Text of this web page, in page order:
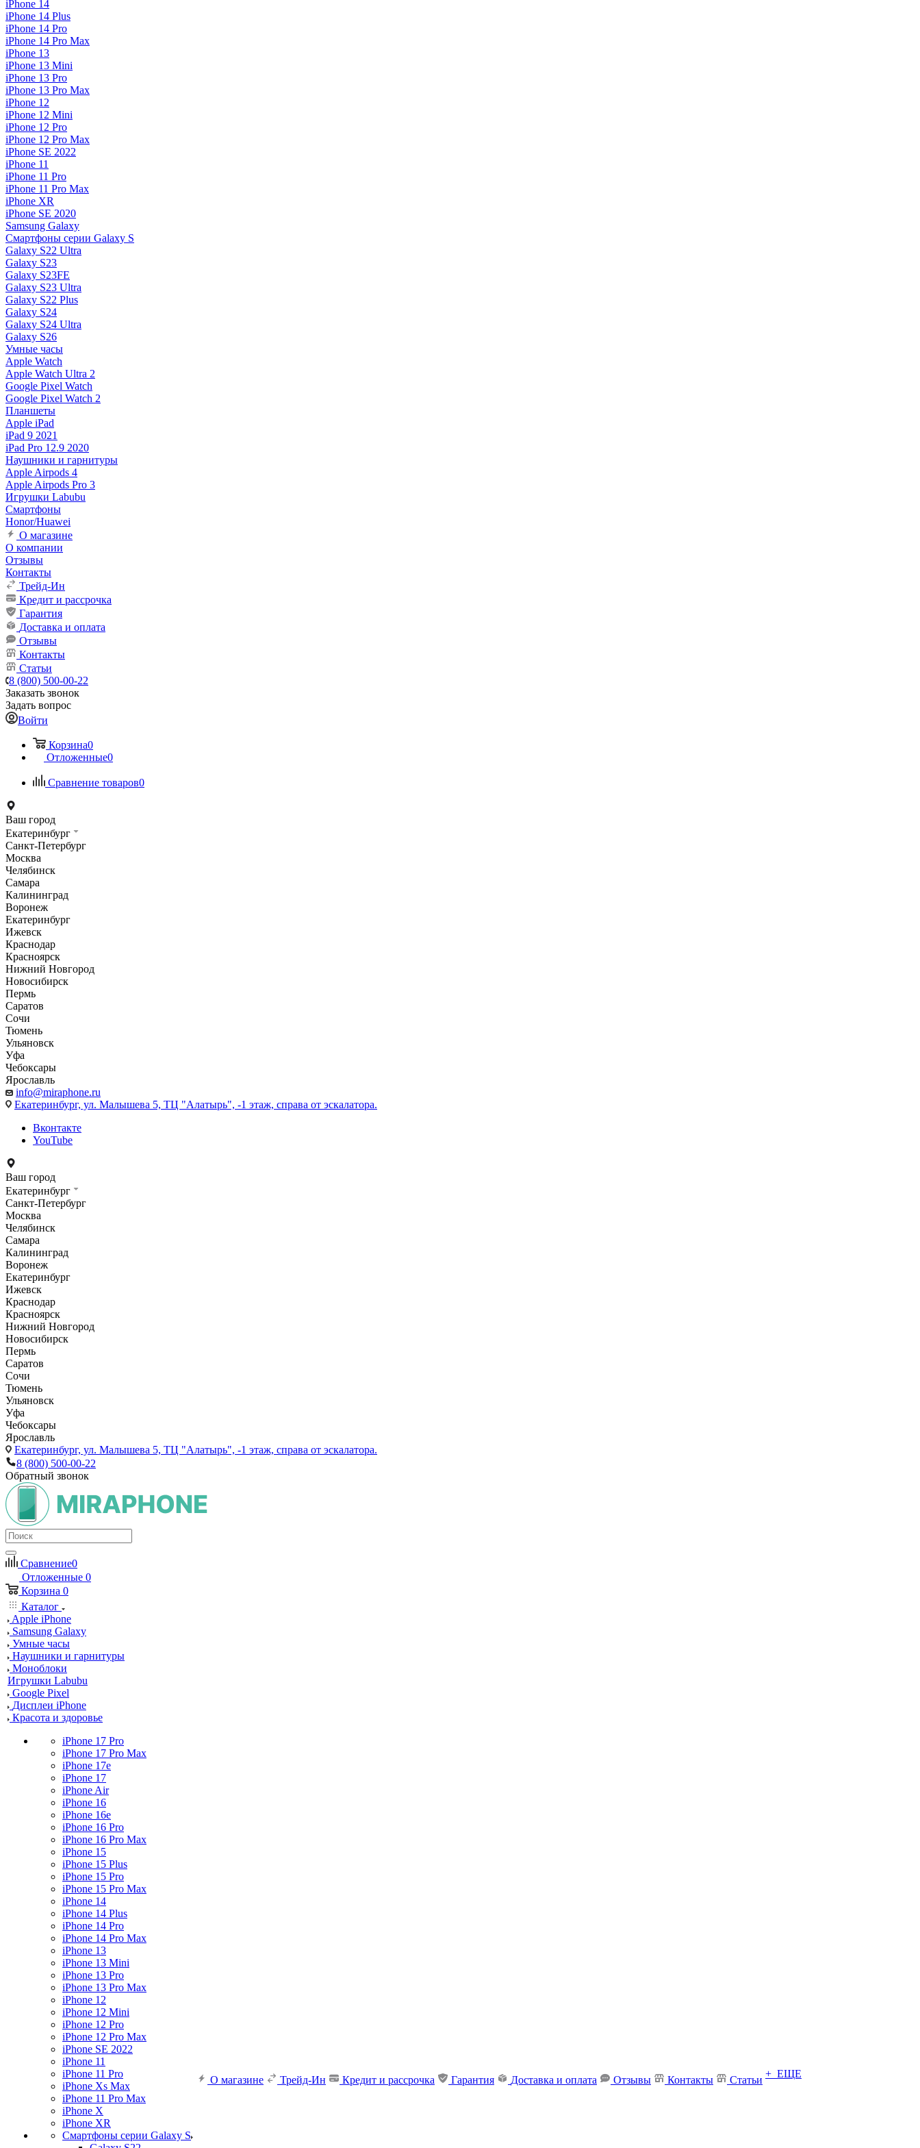
iPhone 14
iPhone 14 Plus
iPhone 14 Pro
iPhone 14 Pro Max
iPhone 13
iPhone 13 Mini
iPhone 13 Pro
iPhone 13 Pro Max
iPhone 12
iPhone 12 Mini
iPhone 12 Pro
iPhone 12 Pro Max
iPhone SE 2022
iPhone 11
iPhone 11 Pro
iPhone 11 Pro Max
iPhone XR
iPhone SE 2020
Samsung Galaxy
Смартфоны серии Galaxy S
Galaxy S22 Ultra
Galaxy S23
Galaxy S23FE
Galaxy S23 Ultra
Galaxy S22 Plus
Galaxy S24
Galaxy S24 Ultra
Galaxy S26
Умные часы
Apple Watch
Apple Watch Ultra 2
Google Pixel Watch
Google Pixel Watch 2
Планшеты
Apple iPad
iPad 9 2021
iPad Pro 12.9 2020
Наушники и гарнитуры
Apple Airpods 4
Apple Airpods Pro 3
Игрушки Labubu
Смартфоны
Honor/Huawei
О магазине
О компании
Отзывы
Контакты
Трейд-Ин
Кредит и рассрочка
Гарантия
Доставка и оплата
Отзывы
Контакты
Статьи
8 (800) 500-00-22
Заказать звонок
Задать вопрос
Войти
Корзина0
Отложенные0
Сравнение товаров0
Ваш город
Екатеринбург
Санкт-Петербург
Москва
Челябинск
Самара
Калининград
Воронеж
Екатеринбург
Ижевск
Краснодар
Красноярск
Нижний Новгород
Новосибирск
Пермь
Саратов
Сочи
Тюмень
Ульяновск
Уфа
Чебоксары
Ярославль
info@miraphone.ru
Екатеринбург, ул. Малышева 5, ТЦ "Алатырь", -1 этаж, справа от эскалатора.
Вконтакте
YouTube
Ваш город
Екатеринбург
Санкт-Петербург
Москва
Челябинск
Самара
Калининград
Воронеж
Екатеринбург
Ижевск
Краснодар
Красноярск
Нижний Новгород
Новосибирск
Пермь
Саратов
Сочи
Тюмень
Ульяновск
Уфа
Чебоксары
Ярославль
Екатеринбург, ул. Малышева 5, ТЦ "Алатырь", -1 этаж, справа от эскалатора.
8 (800) 500-00-22
Обратный звонок
Сравнение0
Отложенные 0
Корзина 0
Каталог
Apple iPhone
Samsung Galaxy
Умные часы
Наушники и гарнитуры
Моноблоки
Игрушки Labubu
Google Pixel
Дисплеи iPhone
Красота и здоровье
iPhone 17 Pro
iPhone 17 Pro Max
iPhone 17e
iPhone 17
iPhone Air
iPhone 16
iPhone 16e
iPhone 16 Pro
iPhone 16 Pro Max
iPhone 15
iPhone 15 Plus
iPhone 15 Pro
iPhone 15 Pro Max
iPhone 14
iPhone 14 Plus
iPhone 14 Pro
iPhone 14 Pro Max
iPhone 13
iPhone 13 Mini
iPhone 13 Pro
iPhone 13 Pro Max
iPhone 12
iPhone 12 Mini
iPhone 12 Pro
iPhone 12 Pro Max
iPhone SE 2022
iPhone 11
iPhone 11 Pro
iPhone Xs Max
iPhone 11 Pro Max
iPhone X
iPhone XR
Смартфоны серии Galaxy S
О магазине Трейд-Ин Кредит и рассрочка Гарантия Доставка и оплата Отзывы Контакты Статьи
+ ЕЩЕ